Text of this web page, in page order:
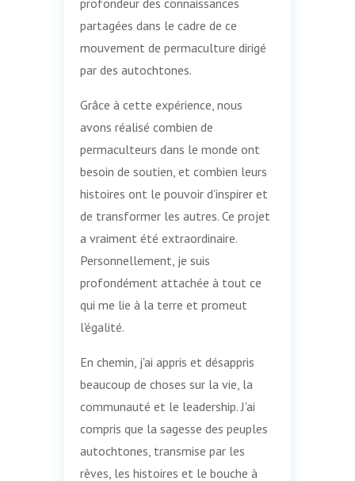
partagées dans le cadre de ce
mouvement de permaculture dirigé
par des autochtones.
Grâce à cette expérience, nous
avons réalisé combien de
permaculteurs dans le monde ont
besoin de soutien, et combien leurs
histoires ont le pouvoir d'inspirer et
de transformer les autres. Ce projet
a vraiment été extraordinaire.
Personnellement, je suis
profondément attachée à tout ce
qui me lie à la terre et promeut
l'égalité.
En chemin, j'ai appris et désappris
beaucoup de choses sur la vie, la
communauté et le leadership. J'ai
compris que la sagesse des peuples
autochtones, transmise par les
rêves, les histoires et le bouche à